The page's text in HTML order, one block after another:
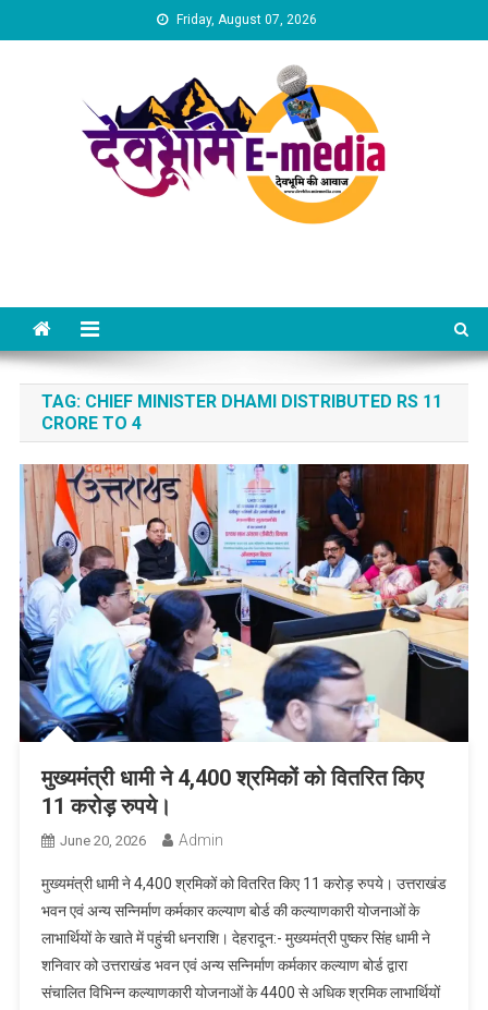
to
Friday, August 07, 2026
TAG: CHIEF MINISTER DHAMI DISTRIBUTED RS 11
CRORE TO 4
मुख्यमंत्री धामी ने 4,400 श्रमिकों को वितरित किए
11 करोड़ रुपये।
June 20, 2026 Admin
मुख्यमंत्री धामी ने 4,400 श्रमिकों को वितरित किए 11 करोड़ रुपये। उत्तराखंड
भवन एवं अन्य सन्निर्माण कर्मकार कल्याण बोर्ड की कल्याणकारी योजनाओं के
लाभार्थियों के खाते में पहुंची धनराशि। देहरादून:- मुख्यमंत्री पुष्कर सिंह धामी ने
शनिवार को उत्तराखंड भवन एवं अन्य सन्निर्माण कर्मकार कल्याण बोर्ड द्वारा
संचालित विभिन्न कल्याणकारी योजनाओं के 4400 से अधिक श्रमिक लाभार्थियों